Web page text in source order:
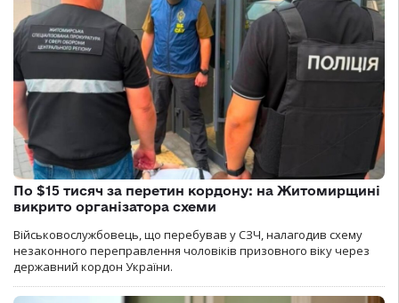
По $15 тисяч за перетин кордону: на Житомирщині
викрито організатора схеми
Військовослужбовець, що перебував у СЗЧ, налагодив схему
незаконного переправлення чоловіків призовного віку через
державний кордон України.